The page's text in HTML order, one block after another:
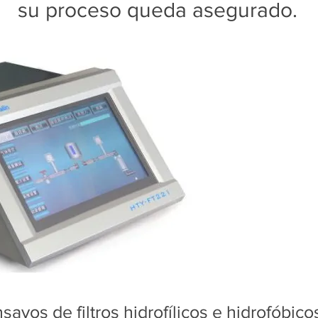
su proceso queda asegurado.
de filtros hidrofílicos e